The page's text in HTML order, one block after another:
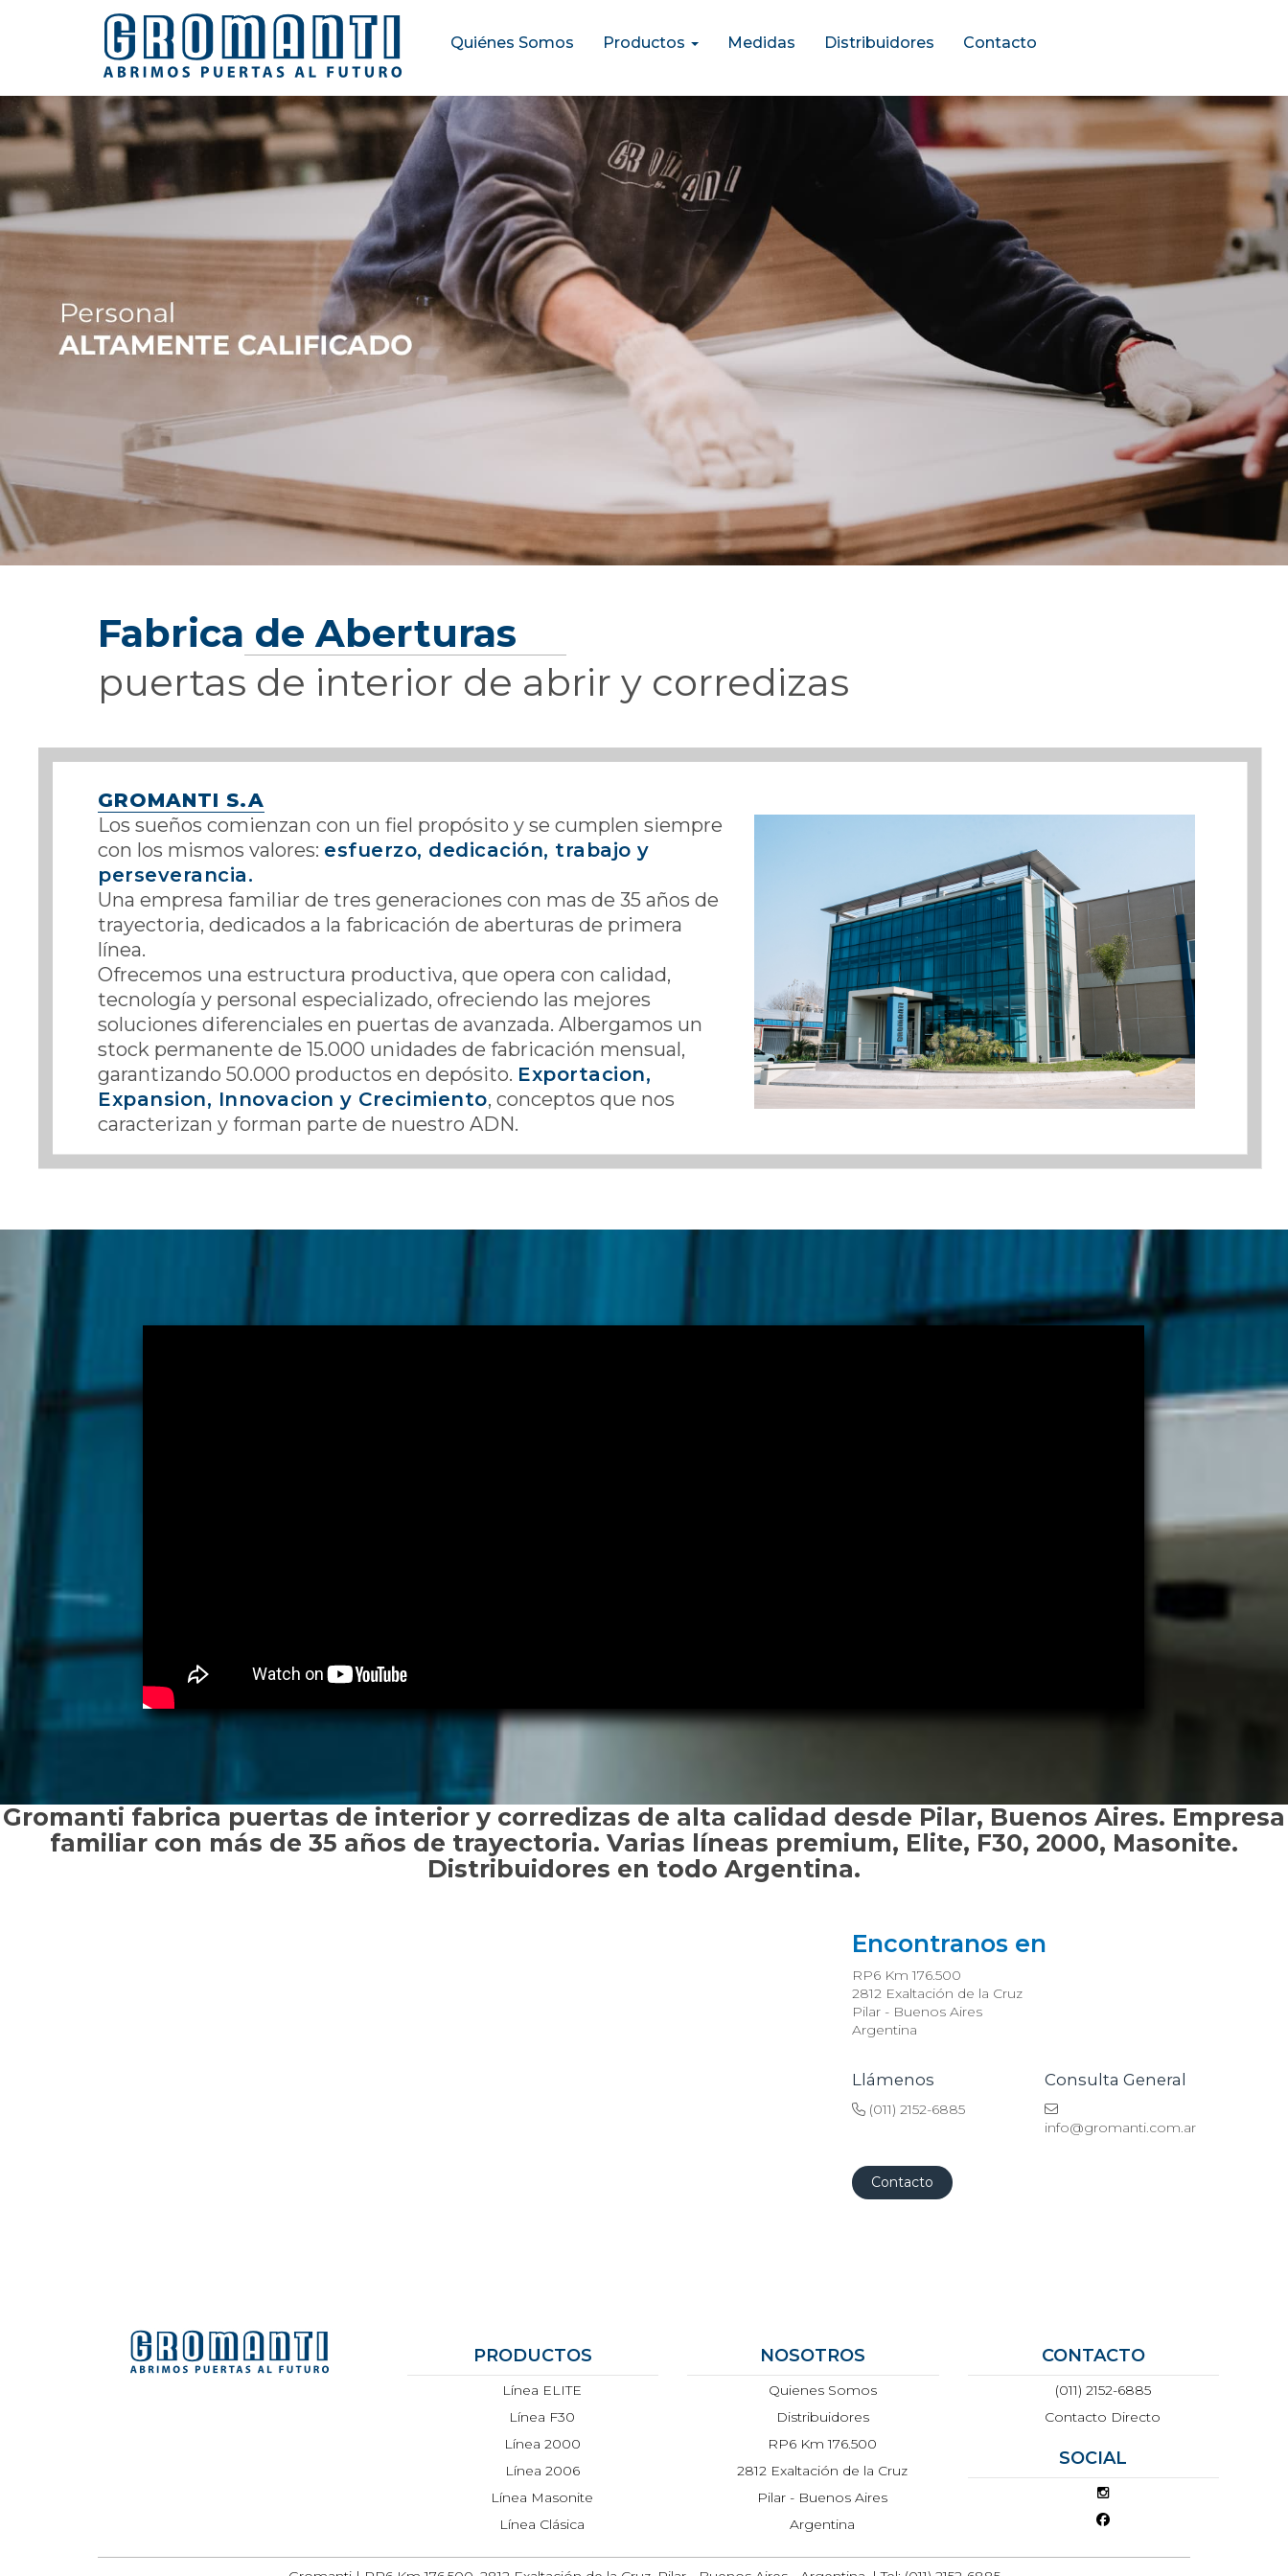
Quiénes Somos Productos Medidas Distribuidores Contacto
Fabrica de Aberturas
puertas de interior de abrir y corredizas
GROMANTI S.A
Los sueños comienzan con un fiel propósito y se cumplen siempre
con los mismos valores: esfuerzo, dedicación, trabajo y
perseverancia.
Una empresa familiar de tres generaciones con mas de 35 años de
trayectoria, dedicados a la fabricación de aberturas de primera
línea.
Ofrecemos una estructura productiva, que opera con calidad,
tecnología y personal especializado, ofreciendo las mejores
soluciones diferenciales en puertas de avanzada. Albergamos un
stock permanente de 15.000 unidades de fabricación mensual,
garantizando 50.000 productos en depósito. Exportacion,
Expansion, Innovacion y Crecimiento, conceptos que nos
caracterizan y forman parte de nuestro ADN.
Gromanti fabrica puertas de interior y corredizas de alta calidad desde Pilar, Buenos Aires. Empresa
familiar con más de 35 años de trayectoria. Varias líneas premium, Elite, F30, 2000, Masonite.
Distribuidores en todo Argentina.
Encontranos en
RP6 Km 176.500
2812 Exaltación de la Cruz
Pilar - Buenos Aires
Argentina
Llámenos
(011) 2152-6885
Consulta General
info@gromanti.com.ar
Contacto
PRODUCTOS
Línea ELITE
Línea F30
Línea 2000
Línea 2006
Línea Masonite
Línea Clásica
NOSOTROS
Quienes Somos
Distribuidores
RP6 Km 176.500
2812 Exaltación de la Cruz
Pilar - Buenos Aires
Argentina
CONTACTO
(011) 2152-6885
Contacto Directo
SOCIAL